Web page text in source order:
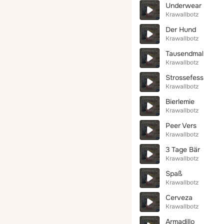
Underwear
Krawallbotz
Der Hund
Krawallbotz
Tausendmal
Krawallbotz
Strossefess
Krawallbotz
Bierlemie
Krawallbotz
Peer Vers
Krawallbotz
3 Tage Bär
Krawallbotz
Spaß
Krawallbotz
Cerveza
Krawallbotz
Armadillo